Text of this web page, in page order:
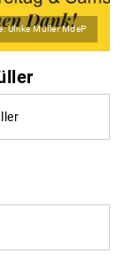
Ulrike Müller MdeP